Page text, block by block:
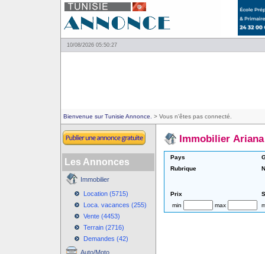
10/08/2026 05:50:27
Bienvenue sur Tunisie Annonce. > Vous n'êtes pas connecté.
Les Annonces
Immobilier
Location (5715)
Loca. vacances (255)
Vente (4453)
Terrain (2716)
Demandes (42)
Auto/Moto
Immobilier Ariana
Pays
Rubrique
Prix
min
max